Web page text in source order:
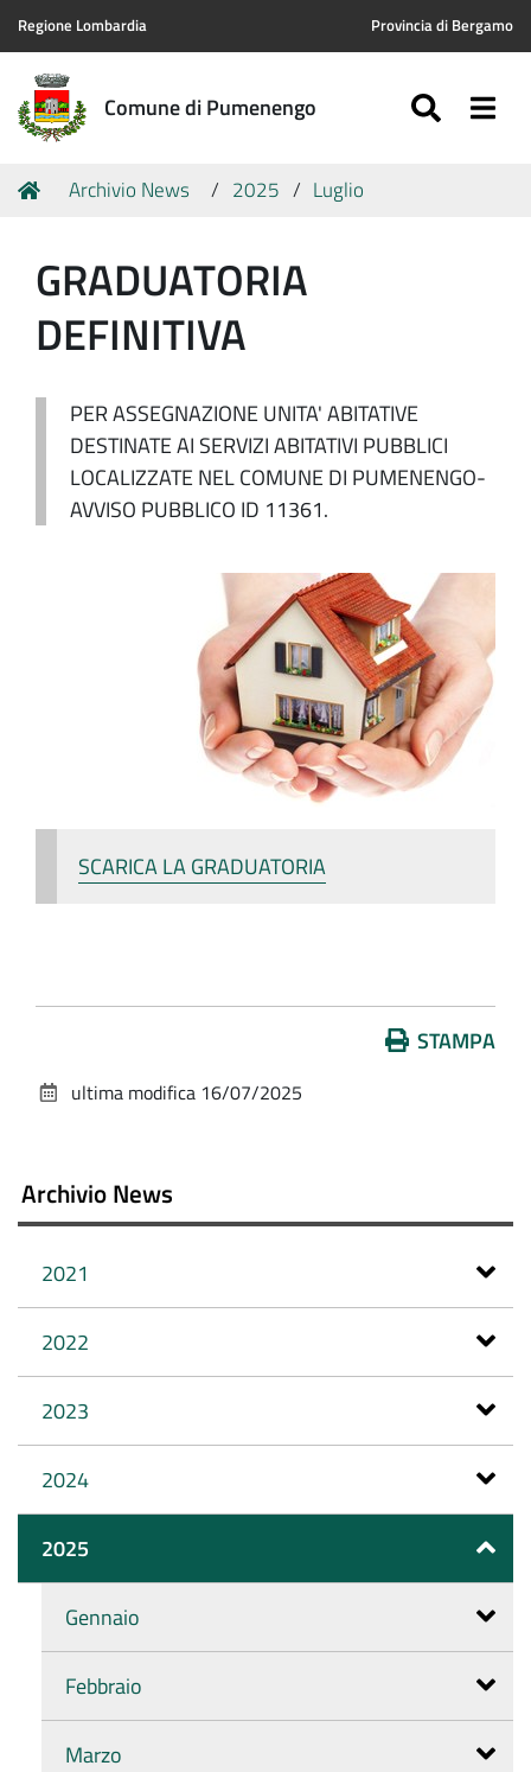
Regione Lombardia Provincia di Bergamo
Comune di Pumenengo
Tu
Home
Archivio News 2025 Luglio
GRADUATORIA
DEFINITIVA
PER ASSEGNAZIONE UNITA' ABITATIVE
DESTINATE AI SERVIZI ABITATIVI PUBBLICI
LOCALIZZATE NEL COMUNE DI PUMENENGO-
AVVISO PUBBLICO ID 11361.
SCARICA LA GRADUATORIA
documento
STAMPA
ultima modifica 16/07/2025
Archivio News
2021
2022
2023
2024
2025
Gennaio
Febbraio
Marzo